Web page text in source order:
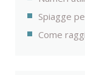
Spiagge
Come